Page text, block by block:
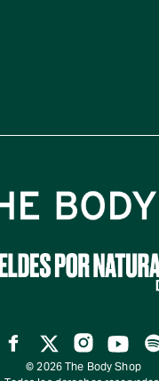
© 2026 The Body Shop
Facebook
TwitterInstagram
YouTube